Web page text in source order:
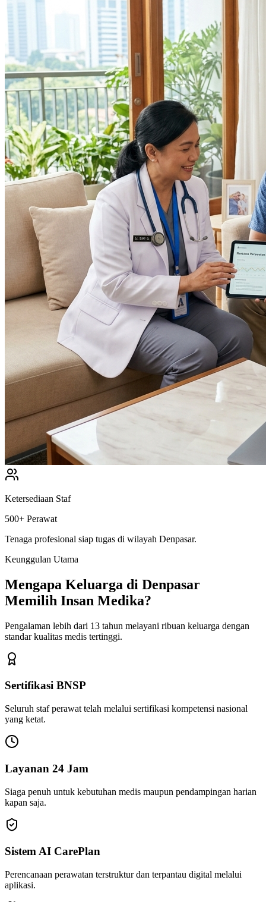
Ketersediaan Staf
500+ Perawat
Tenaga profesional siap tugas di wilayah Denpasar.
Keunggulan Utama
Mengapa Keluarga di Denpasar
Memilih Insan Medika?
Pengalaman lebih dari 13 tahun melayani ribuan keluarga dengan
standar kualitas medis tertinggi.
Sertifikasi BNSP
Seluruh staf perawat telah melalui sertifikasi kompetensi nasional
yang ketat.
Layanan 24 Jam
Siaga penuh untuk kebutuhan medis maupun pendampingan harian
kapan saja.
Sistem AI CarePlan
Perencanaan perawatan terstruktur dan terpantau digital melalui
aplikasi.